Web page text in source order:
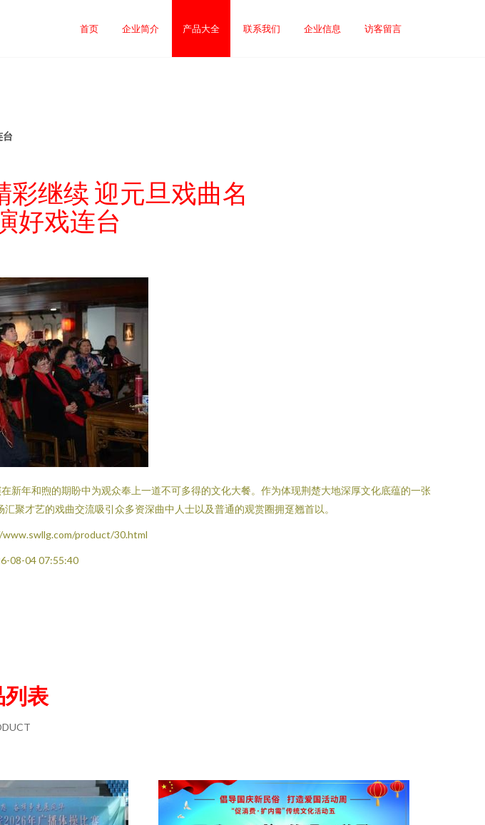
首页 企业简介 产品大全 联系我们 企业信息 访客留言
台
彩继续 迎元旦戏曲名
好戏连台
年和煦的期盼中为观众奉上一道不可多得的文化大餐。作为体现荆楚大地深厚文化底蕴的一张
聚才艺的戏曲交流吸引众多资深曲中人士以及普通的观赏圈拥趸翘首以。
product/30.html
08-04 07:55:40
列表